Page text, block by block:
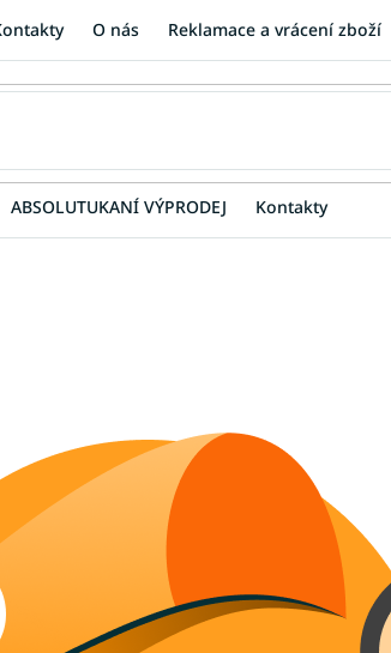
O nás Reklamace a vrácení zboží
ABSOLUTUKANÍ VÝPRODEJ Kontakty